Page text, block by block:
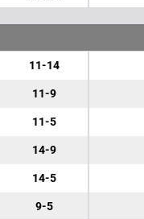
11-14
11-9
11-5
14-9
14-5
9-5